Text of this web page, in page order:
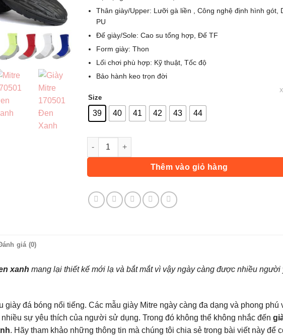
Thân giày/Upper: Lưỡi gà liền , Công nghệ định hình gót,
PU
Đế giày/Sole: Cao su tổng hợp, Đế TF
Form giày: Thon
Lối chơi phù hợp: Kỹ thuật, Tốc độ
Bảo hành keo trọn đời
Size
39 40 41 42 43 44
Giày Mitre 170501 TF - Đen Xanh số lượng
Thêm vào giỏ hàng
giá (0)
xanh mang lại thiết kế mới lạ và bắt mắt vì vậy ngày càng được nhiều người
giày đá bóng nổi tiếng. Các mẫu giày Mitre ngày càng đa dạng và phong phú
sự yêu thích của người sử dụng. Trong đó không thể không nhắc đến
. Hãy tham khảo những thông tin mà chúng tôi chia sẻ trong bài viết này để